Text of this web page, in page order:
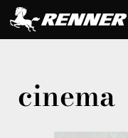
cinema